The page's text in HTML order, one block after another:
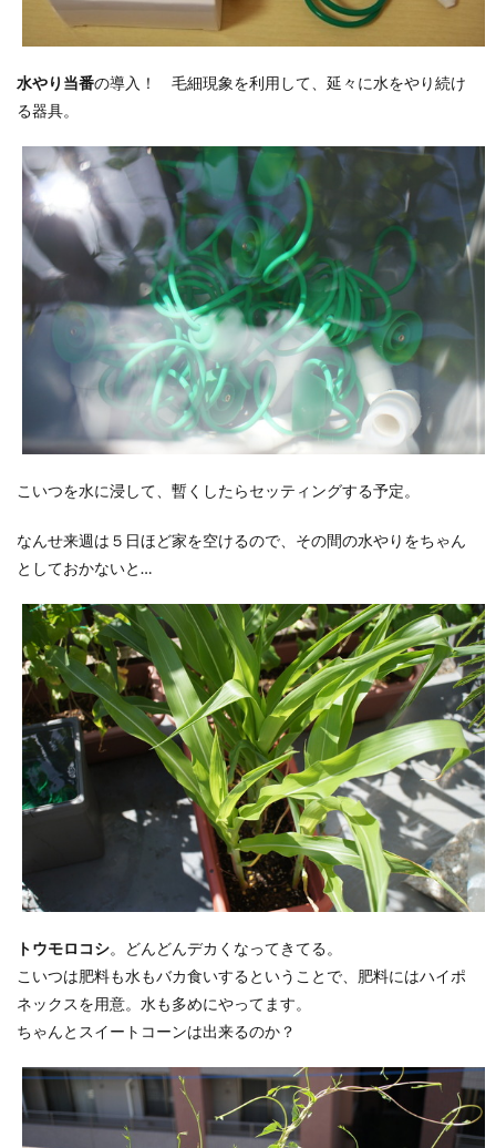
水やり当番の導入！ 毛細現象を利用して、延々に水をやり続け
る器具。
こいつを水に浸して、暫くしたらセッティングする予定。
なんせ来週は５日ほど家を空けるので、その間の水やりをちゃん
としておかないと…
トウモロコシ。どんどんデカくなってきてる。
こいつは肥料も水もバカ食いするということで、肥料にはハイポ
ネックスを用意。水も多めにやってます。
ちゃんとスイートコーンは出来るのか？